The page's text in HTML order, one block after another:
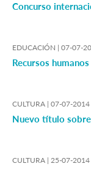
Concurso
EDUCACIÓN | 07-07-
Recursos humanos
CULTURA | 07-07-2014
Nuevo título
CULTURA | 25-07-2014